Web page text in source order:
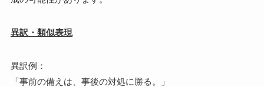
異訳・類似表現
異訳例：
「事前の備えは、事後の対処に勝る。」